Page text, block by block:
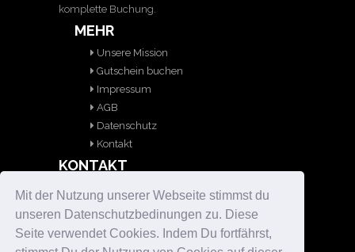
Mit der Nutzung unserer Webseite stimmst du
unseren Datenschutzbedinungen zu. Diese
Seite verwendet Cookies. Indem Du fortfährst,
komplette Buchung.
MEHR
Unsere Mission
Gutschein buchen
Impressum
AGB
Datenschutz
Kontakt
KONTAKT
Adresse:
Soccerholic - Fußballtrips International
Bogenweg 2
35096 Weimar (Lahn)